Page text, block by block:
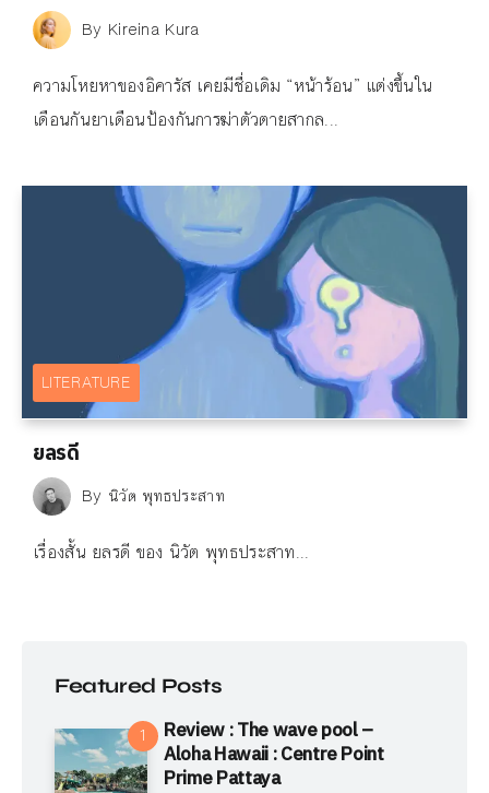
By Kireina Kura
ความโหยหาของอิคารัส เคยมีชื่อเดิม “หน้าร้อน” แต่งขึ้นใน
เดือนกันยาเดือนป้องกันการฆ่าตัวตายสากล...
LITERATURE
ยลรดี
By นิวัต พุทธประสาท
เรื่องสั้น ยลรดี ของ นิวัต พุทธประสาท...
Featured Posts
Review : The wave pool –
Aloha Hawaii : Centre Point
Prime Pattaya